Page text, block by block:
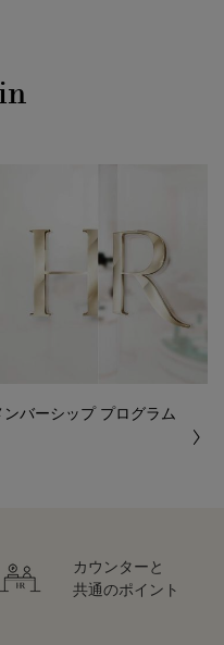
ンバーシップ プログラム
カウンターと
共通のポイント